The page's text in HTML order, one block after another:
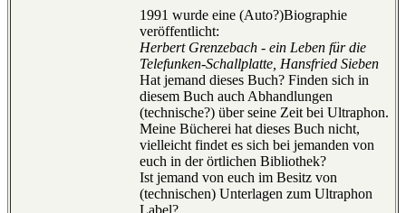
1991 wurde eine (Auto?)Biographie
veröffentlicht:
Herbert Grenzebach - ein Leben für die
Telefunken-Schallplatte, Hansfried Sieben
Hat jemand dieses Buch? Finden sich in
diesem Buch auch Abhandlungen
(technische?) über seine Zeit bei Ultraphon.
Meine Bücherei hat dieses Buch nicht,
vielleicht findet es sich bei jemanden von
euch in der örtlichen Bibliothek?
Ist jemand von euch im Besitz von
(technischen) Unterlagen zum Ultraphon